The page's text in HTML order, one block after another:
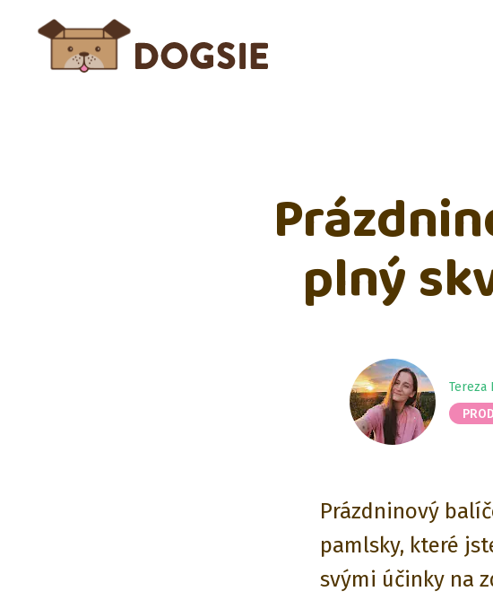
plný
Tereza
Prázdninový
pamlsky, které
svými účinky na